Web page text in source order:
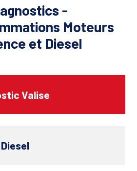
-
Moteurs
et Diesel
Valise